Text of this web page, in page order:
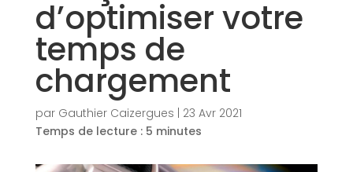
d’optimiser votre
temps de
chargement
par Gauthier Caizergues
23 Avr 2021
Temps de lecture : 5 minutes